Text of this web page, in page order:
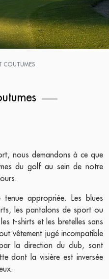
COUTUMES
nous demandons à ce que
du golf au sein de notre
appropriée. Les blues
les pantalons de sport ou
t-shirts et les bretelles sans
vêtement jugé incompatible
la direction du club, sont
dont la visière est inversée